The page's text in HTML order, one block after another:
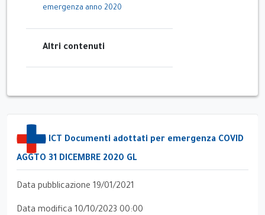
emergenza anno 2020
Altri contenuti
ICT Documenti adottati per emergenza COVID
AGGTO 31 DICEMBRE 2020 GL
Data pubblicazione 19/01/2021
Data modifica 10/10/2023 00:00